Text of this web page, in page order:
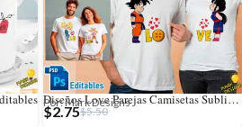
Diseños Love Parejas Camisetas Sublimación
Por: Mark Designs
$5.50
$2.75